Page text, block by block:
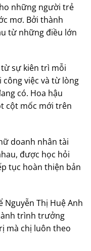
những người trẻ
mơ. Bởi thành
từ những điều lớn
sự kiên trì mỗi
việc và từ lòng
có. Hoa hậu
cột mốc mới trên
doanh nhân tài
được học hỏi
tục hoàn thiện bản
Nguyễn Thị Huệ Anh
trình trưởng
mà chị luôn theo